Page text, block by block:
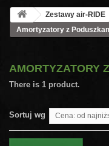
Zestawy air-RIDE
Amortyzatory z
AMORTYZATORY
There is 1 product.
Sortuj wg Cena: od